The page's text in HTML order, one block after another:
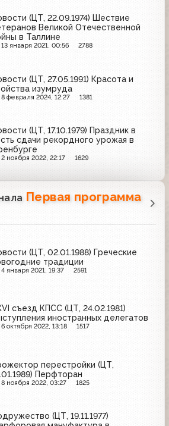
(ЦТ, 22.09.1974) Шествие
Великой Отечественной
в Таллине
13 января 2021, 00:56 2788
(ЦТ, 27.05.1991) Красота и
изумруда
8 февраля 2024, 12:27 1381
(ЦТ, 17.10.1979) Праздник в
сдачи рекордного урожая в
2 ноября 2022, 22:17 1629
Первая программа
(ЦТ, 02.01.1988) Греческие
традиции
4 января 2021, 19:37 2591
съезд КПСС (ЦТ, 24.02.1981)
иностранных делегатов
6 октября 2022, 13:18 1517
перестройки (ЦТ,
Перфторан
8 ноября 2022, 03:27 1825
(ЦТ, 19.11.1977)